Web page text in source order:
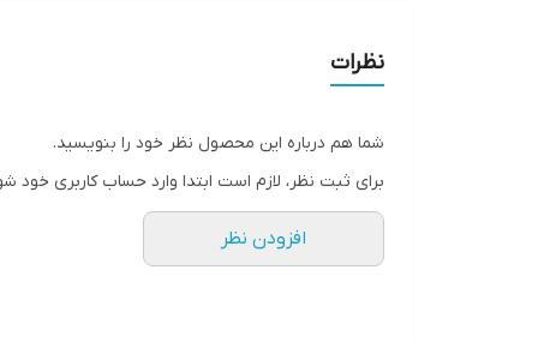
نظرات
شما هم درباره این محصول نظر خود را بنویسید.
برای ثبت نظر، لازم است ابتدا وارد حساب کاربری خود
افزودن نظر